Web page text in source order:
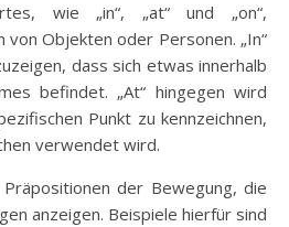
wie „in“, „at“ und „on“,
Objekten oder Personen. „In“
dass sich etwas innerhalb
befindet. „At“ hingegen wird
Punkt zu kennzeichnen,
verwendet wird.
der Bewegung, die
anzeigen. Beispiele hierfür sind